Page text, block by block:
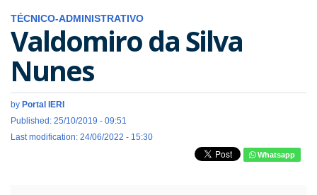
TÉCNICO-ADMINISTRATIVO
Valdomiro da Silva
Nunes
by Portal IERI
Published: 25/10/2019 - 09:51
Last modification: 24/06/2022 - 15:30
Whatsapp